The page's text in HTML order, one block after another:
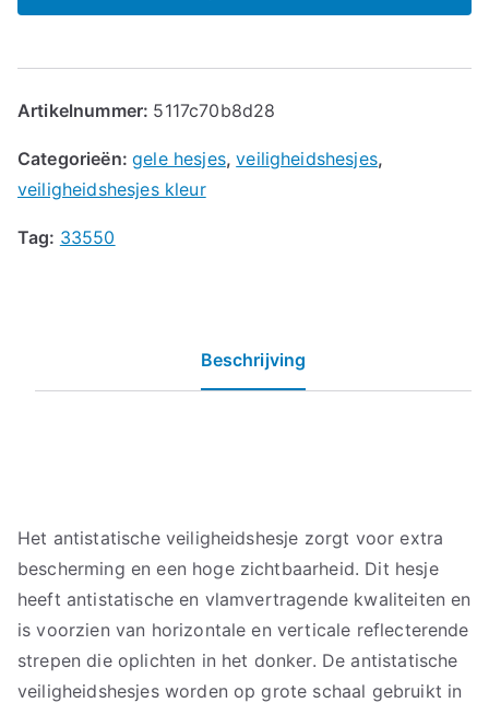
Artikelnummer: 5117c70b8d28
Categorieën:gele hesjes,veiligheidshesjes,
veiligheidshesjes kleur
Tag: 33550
Beschrijving
Het antistatische veiligheidshesje zorgt voor extra
bescherming en een hoge zichtbaarheid. Dit hesje
heeft antistatische en vlamvertragende kwaliteiten en
is voorzien van horizontale en verticale reflecterende
strepen die oplichten in het donker. De antistatische
veiligheidshesjes worden op grote schaal gebruikt in